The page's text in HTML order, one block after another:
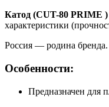
Катод (CUT-80 PRIME )
характеристики
Россия — родина бренда.
Особенности:
Предназначен для